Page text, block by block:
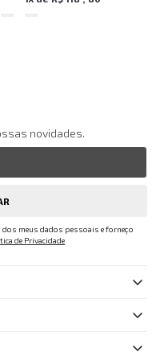
novidades.
dos meus dados pessoais e forneço
de Privacidade